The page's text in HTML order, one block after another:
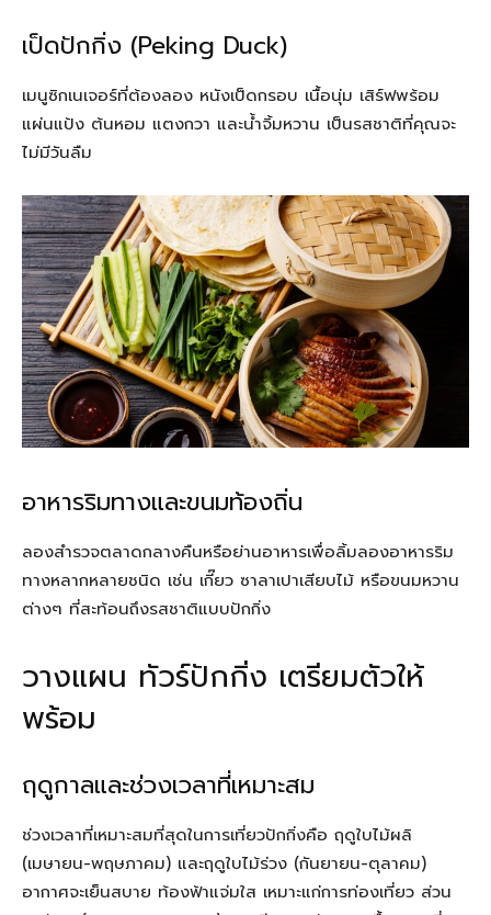
เป็ดปักกิ่ง (Peking Duck)
เมนูซิกเนเจอร์ที่ต้องลอง หนังเป็ดกรอบ เนื้อนุ่ม เสิร์ฟพร้อม
แผ่นแป้ง ต้นหอม แตงกวา และน้ำจิ้มหวาน เป็นรสชาติที่คุณจะ
ไม่มีวันลืม
อาหารริมทางและขนมท้องถิ่น
ลองสำรวจตลาดกลางคืนหรือย่านอาหารเพื่อลิ้มลองอาหารริม
ทางหลากหลายชนิด เช่น เกี๊ยว ซาลาเปาเสียบไม้ หรือขนมหวาน
ต่างๆ ที่สะท้อนถึงรสชาติแบบปักกิ่ง
วางแผน ทัวร์ปักกิ่ง เตรียมตัวให้
พร้อม
ฤดูกาลและช่วงเวลาที่เหมาะสม
ช่วงเวลาที่เหมาะสมที่สุดในการเที่ยวปักกิ่งคือ ฤดูใบไม้ผลิ
(เมษายน-พฤษภาคม) และฤดูใบไม้ร่วง (กันยายน-ตุลาคม)
อากาศจะเย็นสบาย ท้องฟ้าแจ่มใส เหมาะแก่การท่องเที่ยว ส่วน